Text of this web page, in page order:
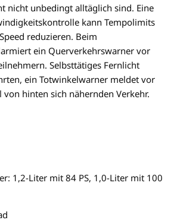
nicht unbedingt alltäglich sind. Eine
kann Tempolimits
reduzieren. Beim
ein Querverkehrswarner vor
Selbsttätiges Fernlicht
ein Totwinkelwarner meldet vor
von hinten sich nähernden Verkehr.
1,2-Liter mit 84 PS, 1,0-Liter mit 100